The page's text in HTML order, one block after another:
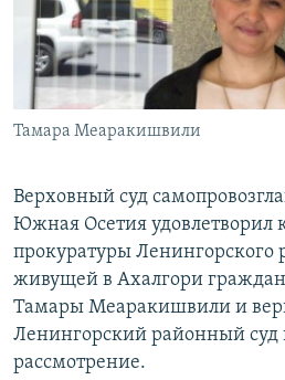
СПОРТ
МИР
БЛОГИ
ГОЛОСА
ЧИТАЕМ ПРЕССУ
АРХИВ РАДИОПРОГРАММЫ
Все сайты РСЕ/РС
Тамара Меаракишвили
Верховный суд
Южная Осетия удовлетворил
прокуратуры Ленингорского
живущей в Ахалгори
Тамары Меаракишвили и
Ленингорский районный суд
рассмотрение.